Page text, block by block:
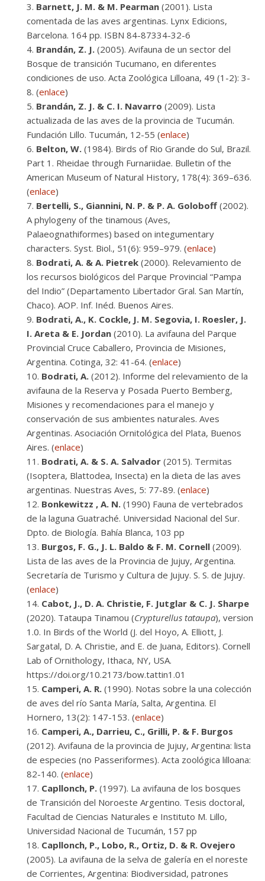
Barnett, J. M. & M. Pearman (2001). Lista
comentada de las aves argentinas. Lynx Edicions,
Barcelona. 164 pp. ISBN 84-87334-32-6
Brandán, Z. J. (2005). Avifauna de un sector del
Bosque de transición Tucumano, en diferentes
condiciones de uso. Acta Zoológica Lilloana, 49 (1-2): 3-
8. (enlace)
Brandán, Z. J. & C. I. Navarro (2009). Lista
actualizada de las aves de la provincia de Tucumán.
Fundación Lillo. Tucumán, 12-55 (enlace)
Belton, W. (1984). Birds of Rio Grande do Sul, Brazil.
Part 1. Rheidae through Furnariidae. Bulletin of the
American Museum of Natural History, 178(4): 369–636.
(enlace)
Bertelli, S., Giannini, N. P. & P. A. Goloboff (2002).
A phylogeny of the tinamous (Aves,
Palaeognathiformes) based on integumentary
characters. Syst. Biol., 51(6): 959–979. (enlace)
Bodrati, A. & A. Pietrek (2000). Relevamiento de
los recursos biológicos del Parque Provincial “Pampa
del Indio” (Departamento Libertador Gral. San Martín,
Chaco). AOP. Inf. Inéd. Buenos Aires.
Bodrati, A., K. Cockle, J. M. Segovia, I. Roesler, J.
I. Areta & E. Jordan (2010). La avifauna del Parque
Provincial Cruce Caballero, Provincia de Misiones,
Argentina. Cotinga, 32: 41-64. (enlace)
Bodrati, A. (2012). Informe del relevamiento de la
avifauna de la Reserva y Posada Puerto Bemberg,
Misiones y recomendaciones para el manejo y
conservación de sus ambientes naturales. Aves
Argentinas. Asociación Ornitológica del Plata, Buenos
Aires. (enlace)
Bodrati, A. & S. A. Salvador (2015). Termitas
(Isoptera, Blattodea, Insecta) en la dieta de las aves
argentinas. Nuestras Aves, 5: 77-89. (enlace)
Bonkewitzz , A. N. (1990) Fauna de vertebrados
de la laguna Guatraché. Universidad Nacional del Sur.
Dpto. de Biología. Bahía Blanca, 103 pp
Burgos, F. G., J. L. Baldo & F. M. Cornell (2009).
Lista de las aves de la Provincia de Jujuy, Argentina.
Secretaría de Turismo y Cultura de Jujuy. S. S. de Jujuy.
(enlace)
Cabot, J., D. A. Christie, F. Jutglar & C. J. Sharpe
(2020). Tataupa Tinamou (Crypturellus tataupa), version
1.0. In Birds of the World (J. del Hoyo, A. Elliott, J.
Sargatal, D. A. Christie, and E. de Juana, Editors). Cornell
Lab of Ornithology, Ithaca, NY, USA.
https://doi.org/10.2173/bow.tattin1.01
Camperi, A. R. (1990). Notas sobre la una colección
de aves del río Santa María, Salta, Argentina. El
Hornero, 13(2): 147-153. (enlace)
Camperi, A., Darrieu, C., Grilli, P. & F. Burgos
(2012). Avifauna de la provincia de Jujuy, Argentina: lista
de especies (no Passeriformes). Acta zoológica lilloana:
82-140. (enlace)
Capllonch, P. (1997). La avifauna de los bosques
de Transición del Noroeste Argentino. Tesis doctoral,
Facultad de Ciencias Naturales e Instituto M. Lillo,
Universidad Nacional de Tucumán, 157 pp
Capllonch, P., Lobo, R., Ortiz, D. & R. Ovejero
(2005). La avifauna de la selva de galería en el noreste
de Corrientes, Argentina: Biodiversidad, patrones